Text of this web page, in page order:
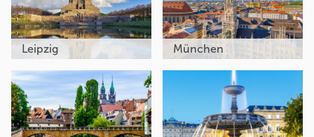
Leipzig München